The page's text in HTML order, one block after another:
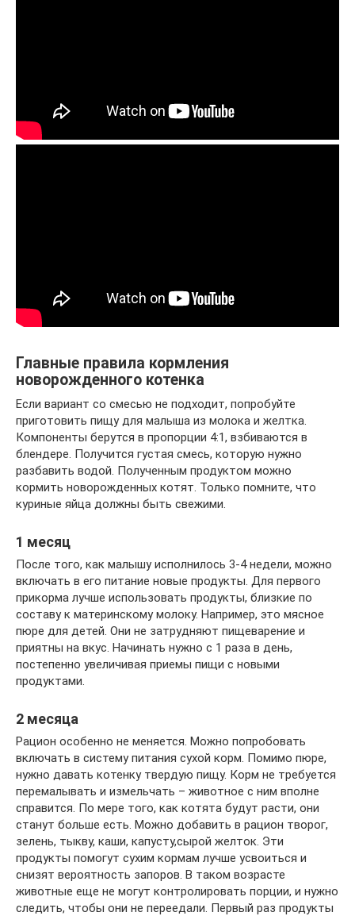
Главные правила кормления
новорожденного котенка
Если вариант со смесью не подходит, попробуйте
приготовить пищу для малыша из молока и желтка.
Компоненты берутся в пропорции 4:1, взбиваются в
блендере. Получится густая смесь, которую нужно
разбавить водой. Полученным продуктом можно
кормить новорожденных котят. Только помните, что
куриные яйца должны быть свежими.
1 месяц
После того, как малышу исполнилось 3-4 недели, можно
включать в его питание новые продукты. Для первого
прикорма лучше использовать продукты, близкие по
составу к материнскому молоку. Например, это мясное
пюре для детей. Они не затрудняют пищеварение и
приятны на вкус. Начинать нужно с 1 раза в день,
постепенно увеличивая приемы пищи с новыми
продуктами.
2 месяца
Рацион особенно не меняется. Можно попробовать
включать в систему питания сухой корм. Помимо пюре,
нужно давать котенку твердую пищу. Корм не требуется
перемалывать и измельчать – животное с ним вполне
справится. По мере того, как котята будут расти, они
станут больше есть. Можно добавить в рацион творог,
зелень, тыкву, каши, капусту,сырой желток. Эти
продукты помогут сухим кормам лучше усвоиться и
снизят вероятность запоров. В таком возрасте
животные еще не могут контролировать порции, и нужно
следить, чтобы они не переедали. Первый раз продукты